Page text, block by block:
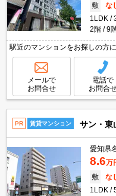
敷
な
1LDK
2階
9
駅近のマンションをお探しの方
メールで
お問合せ
電話で
お問合
PR 賃貸マンション サン・東
愛知県
8.6万
敷
な
1LDK